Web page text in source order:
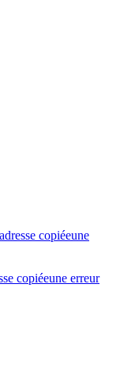
adresse copiéeune
copiéeune erreur